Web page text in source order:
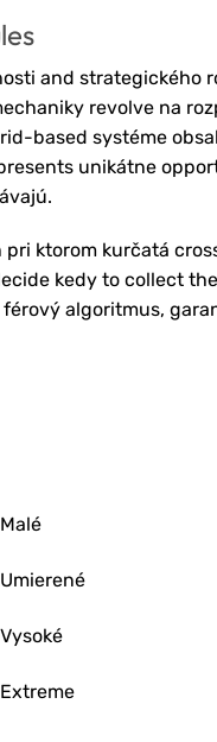
and strategického
revolve na
based systéme
unikátne
ktorom kurčatá
kedy to collect
algoritmus,
Malé
Umierené
Vysoké
Extreme